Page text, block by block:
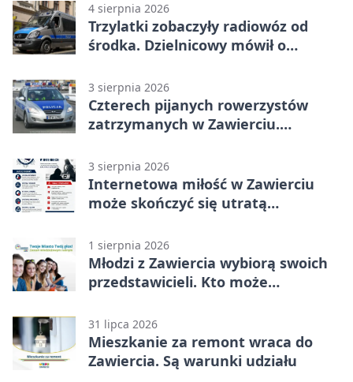
4 sierpnia 2026
Trzylatki zobaczyły radiowóz od
środka. Dzielnicowy mówił o
3 sierpnia 2026
Czterech pijanych rowerzystów
zatrzymanych w Zawierciu.
3 sierpnia 2026
Internetowa miłość w Zawierciu
może skończyć się utratą
1 sierpnia 2026
Młodzi z Zawiercia wybiorą swoich
przedstawicieli. Kto może
31 lipca 2026
Mieszkanie za remont wraca do
Zawiercia. Są warunki udziału